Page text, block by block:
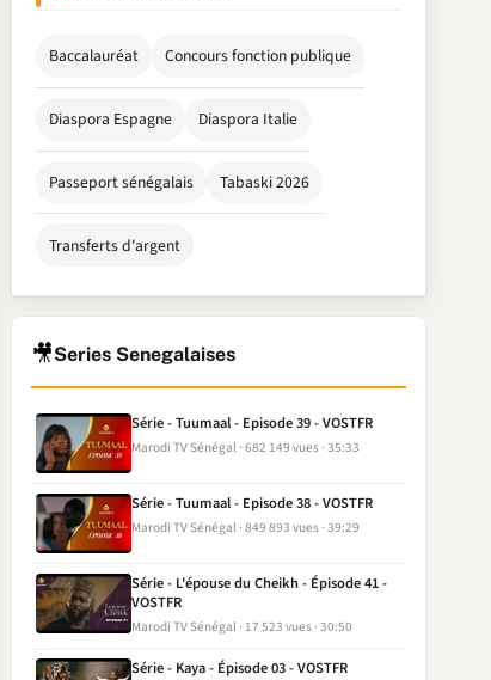
Baccalauréat Concours fonction publique
Diaspora Espagne Diaspora Italie
Passeport sénégalais Tabaski 2026
Transferts d'argent
🎥Series Senegalaises
Série - Tuumaal - Episode 39 - VOSTFR
Marodi TV Sénégal 682 149 vues 35:33
Série - Tuumaal - Episode 38 - VOSTFR
Marodi TV Sénégal 849 893 vues 39:29
Série - L'épouse du Cheikh - Épisode 41 -
VOSTFR
Marodi TV Sénégal 17 523 vues 30:50
Série - Kaya - Épisode 03 - VOSTFR